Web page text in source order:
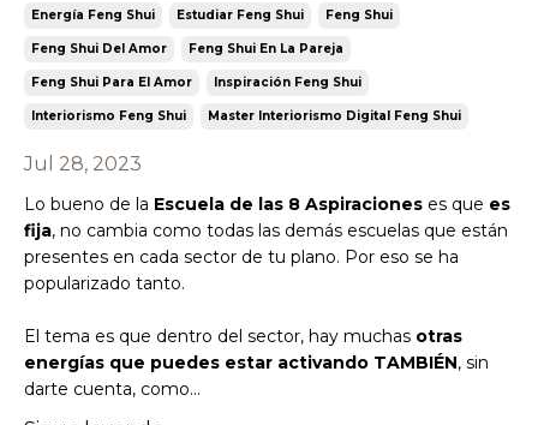
Energía Feng Shui Estudiar Feng Shui Feng Shui
Feng Shui Del Amor Feng Shui En La Pareja
Feng Shui Para El Amor Inspiración Feng Shui
Interiorismo Feng Shui Master Interiorismo Digital Feng Shui
Jul 28, 2023
Lo bueno de la Escuela de las 8 Aspiraciones es que es
fija, no cambia como todas las demás escuelas que están
presentes en cada sector de tu plano. Por eso se ha
popularizado tanto.
El tema es que dentro del sector, hay muchas otras
energías que puedes estar activando TAMBIÉN, sin
darte cuenta, como...